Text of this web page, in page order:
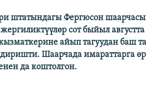
штатындагы Фергюсон
сот быйыл
айып тагуудан баш
Шаарчада имараттарга
да коштолгон.